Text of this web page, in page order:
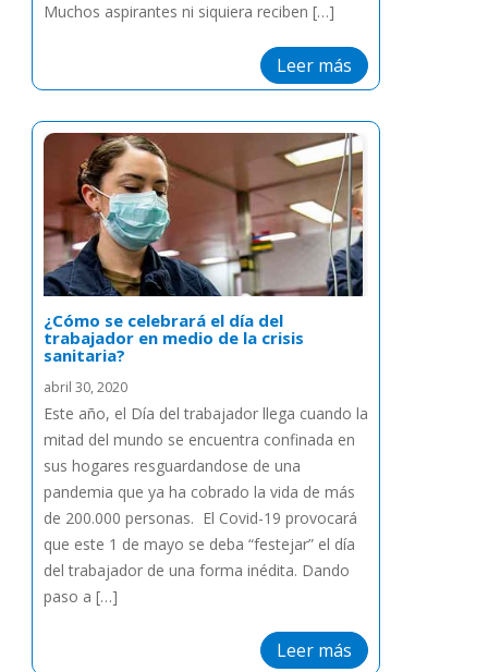
Muchos aspirantes ni siquiera reciben […]
Leer más
¿Cómo se celebrará el día del
trabajador en medio de la crisis
sanitaria?
abril 30, 2020
Este año, el Día del trabajador llega cuando la
mitad del mundo se encuentra confinada en
sus hogares resguardandose de una
pandemia que ya ha cobrado la vida de más
de 200.000 personas. El Covid-19 provocará
que este 1 de mayo se deba “festejar” el día
del trabajador de una forma inédita. Dando
paso a […]
Leer más